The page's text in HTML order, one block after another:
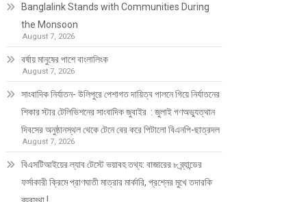
Banglalink Stands with Communities During
the Monsoon
August 7, 2026
বর্ষায় মানুষের পাশে বাংলালিংক
August 7, 2026
সাংবাদিক নির্যাতন- উলিপুরে পেশাগত দায়িত্ব পালনে গিয়ে নির্যাতনের
শিকার স্টার টেলিভিশনের সাংবাদিক জুবাইর : জুলাই গণঅভ্যুত্থান
দিবসের অনুষ্ঠানস্থল থেকে টেনে বের করে পিটালো বিএনপি-ছাত্রদল
August 7, 2026
বিএসটিআইয়ের ল্যাব টেস্টে ভয়াবহ তথ্য: বাজারের ৮ ব্র্যান্ডের
ফর্সাকারী ক্রিমে প্রাণঘাতী মাত্রার মার্কারি, প্রশ্নের মুখে তদারকি